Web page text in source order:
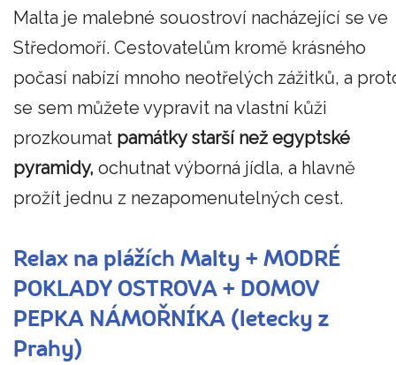
Malta je malebné souostroví nacházející se ve
Středomoří. Cestovatelům kromě krásného
počasí nabízí mnoho neotřelých zážitků, a
se sem můžete vypravit na vlastní kůži
prozkoumat památky starší než egyptské
pyramidy, ochutnat výborná jídla, a hlavně
prožít jednu z nezapomenutelných cest.
Relax na plážích Malty + MODRÉ
POKLADY OSTROVA + DOMOV
PEPKA NÁMOŘNÍKA (letecky z
Prahy)